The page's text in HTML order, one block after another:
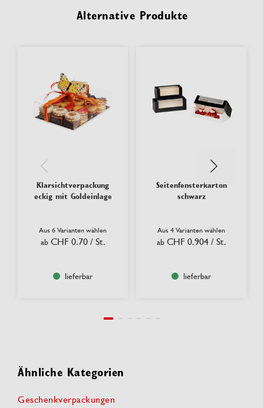
Alternative Produkte
Klarsichtverpackung
eckig mit Goldeinlage
Aus 6 Varianten wählen
ab CHF 0.70 / St.
lieferbar
Seitenfensterkarton
schwarz
Aus 4 Varianten wählen
ab CHF 0.904 / St.
lieferbar
Ähnliche Kategorien
Geschenkverpackungen